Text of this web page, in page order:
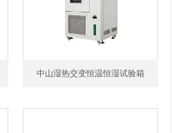
中山湿热交变恒温恒湿试验箱